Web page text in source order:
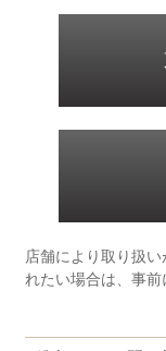
店舗により取り扱
れたい場合は、事前